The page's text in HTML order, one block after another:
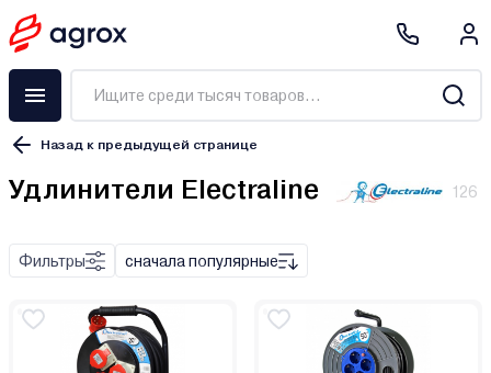
Назад к предыдущей странице
Удлинители Electraline
126
колодка
удлинитель
шнур с вилкой
удлинитель на катушке
Фильтры сначала популярные